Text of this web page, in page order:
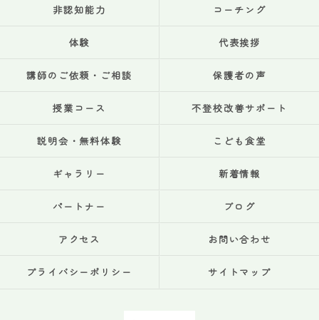
非認知能力 コーチング
体験 代表挨拶
講師のご依頼・ご相談 保護者の声
授業コース 不登校改善サポート
説明会・無料体験 こども食堂
ギャラリー 新着情報
パートナー ブログ
アクセス お問い合わせ
プライバシーポリシー サイトマップ